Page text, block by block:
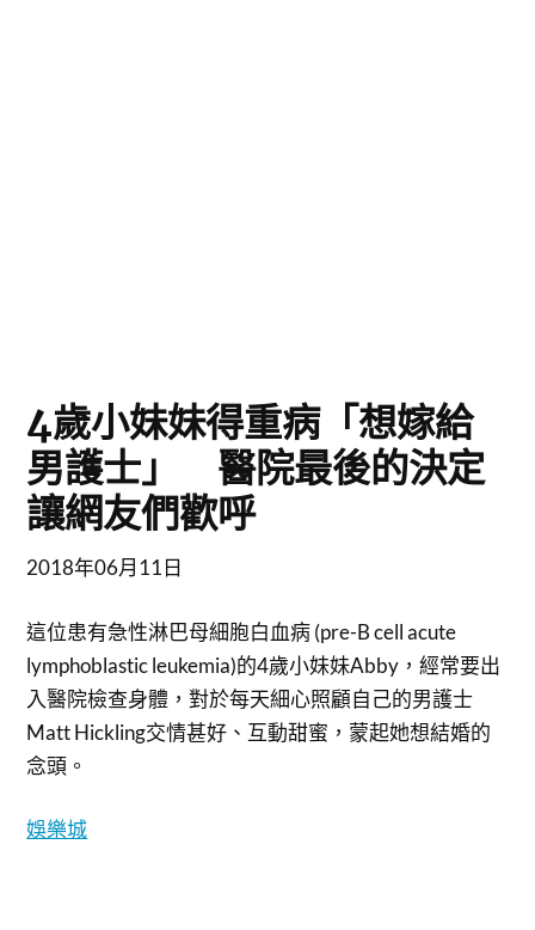
4歲小妹妹得重病「想嫁給
男護士」 醫院最後的決定
讓網友們歡呼
2018年06月11日
這位患有急性淋巴母細胞白血病 (pre-B cell acute
lymphoblastic leukemia)的4歲小妹妹Abby，經常要出
入醫院檢查身體，對於每天細心照顧自己的男護士
Matt Hickling交情甚好、互動甜蜜，蒙起她想結婚的
念頭。
娛樂城